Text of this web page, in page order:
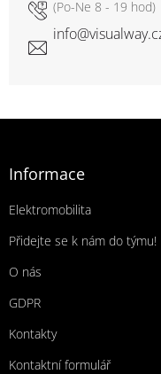
info@
Zápatí
Informace
Elektromobilita
Přidejte se k nám do týmu!
O nás
GDPR
Kontakty
Kontaktní formulář